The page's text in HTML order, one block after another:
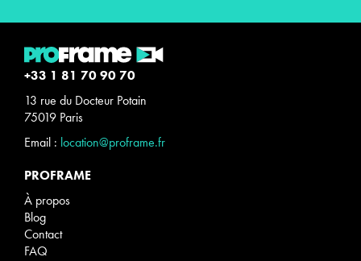
+33 1 81 70 90 70
13 rue du Docteur Potain
75019 Paris
Email : location@proframe.fr
PROFRAME
À propos
Blog
Contact
FAQ